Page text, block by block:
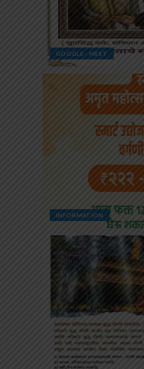
GOOGLE - MEET
INFORMATION